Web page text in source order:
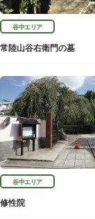
谷中エリア
常陸山谷右衛門の墓
谷中エリア
修性院